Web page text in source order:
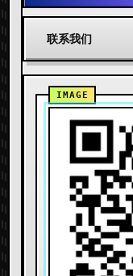
联系我们